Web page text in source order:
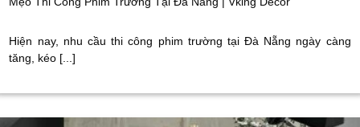
Hiện nay, nhu cầu thi công phim trường tại Đà Nẵng ngày càng
tăng, kéo [...]